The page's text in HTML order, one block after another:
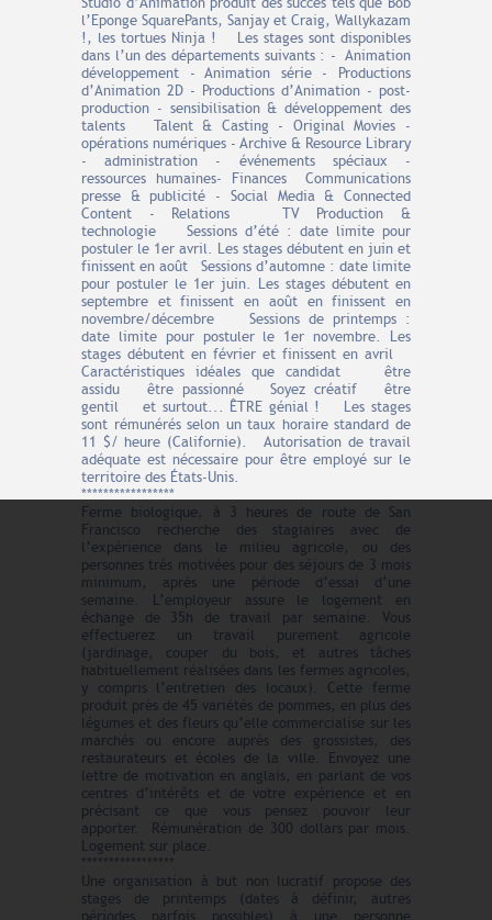
l’Eponge SquarePants, Sanjay et Craig, Wallykazam
!, les tortues Ninja ! Les stages sont disponibles
dans l’un des départements suivants : - Animation
développement - Animation série - Productions
d’Animation 2D - Productions d’Animation - post-
production - sensibilisation & développement des
talents Talent & Casting - Original Movies -
opérations numériques - Archive & Resource Library
- administration - événements spéciaux -
ressources humaines- Finances Communications
presse & publicité - Social Media & Connected
Content - Relations TV Production &
technologie Sessions d’été : date limite pour
postuler le 1er avril. Les stages débutent en juin et
finissent en août Sessions d’automne : date limite
pour postuler le 1er juin. Les stages débutent en
septembre et finissent en août en finissent en
novembre/décembre Sessions de printemps :
date limite pour postuler le 1er novembre. Les
stages débutent en février et finissent en avril
Caractéristiques idéales que candidat être
assidu être passionné Soyez créatif être
gentil et surtout... ÊTRE génial ! Les stages
sont rémunérés selon un taux horaire standard de
11 $/ heure (Californie). Autorisation de travail
adéquate est nécessaire pour être employé sur le
territoire des États-Unis.
*****************
Ferme biologique, à 3 heures de route de San
Francisco recherche des stagiaires avec de
l’expérience dans le milieu agricole, ou des
personnes très motivées pour des séjours de 3 mois
minimum, après une période d’essai d’une
semaine. L’employeur assure le logement en
échange de 35h de travail par semaine. Vous
effectuerez un travail purement agricole
(jardinage, couper du bois, et autres tâches
habituellement réalisées dans les fermes agricoles,
y compris l’entretien des locaux). Cette ferme
produit près de 45 variétés de pommes, en plus des
légumes et des fleurs qu’elle commercialise sur les
marchés ou encore auprès des grossistes, des
restaurateurs et écoles de la ville. Envoyez une
lettre de motivation en anglais, en parlant de vos
centres d’intérêts et de votre expérience et en
précisant ce que vous pensez pouvoir leur
apporter. Rémunération de 300 dollars par mois.
Logement sur place.
*****************
Une organisation à but non lucratif propose des
stages de printemps (dates à définir, autres
périodes parfois possibles) à une personne